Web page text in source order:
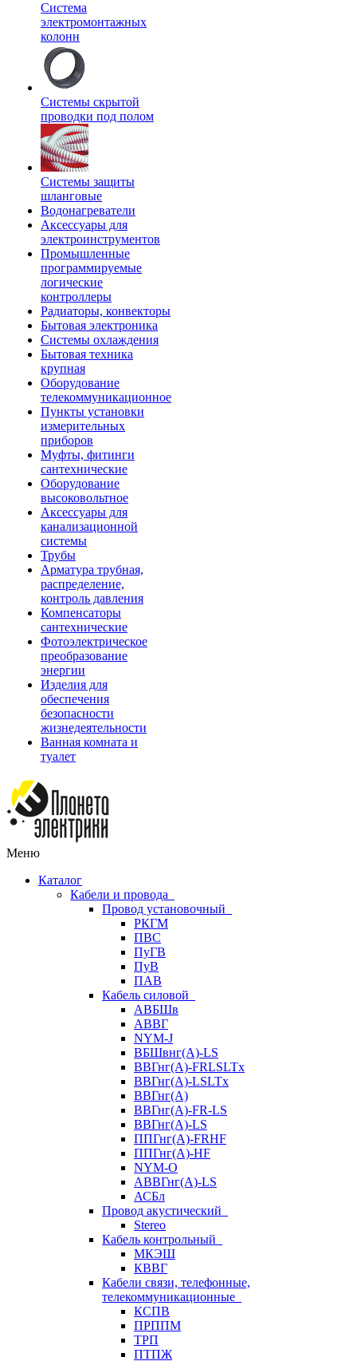
Система
электромонтажных
колонн
Системы скрытой
проводки под полом
Системы защиты
шланговые
Водонагреватели
Аксессуары для
электроинструментов
Промышленные
программируемые
логические
контроллеры
Радиаторы, конвекторы
Бытовая электроника
Системы охлаждения
Бытовая техника
крупная
Оборудование
телекоммуникационное
Пункты установки
измерительных
приборов
Муфты, фитинги
сантехнические
Оборудование
высоковольтное
Аксессуары для
канализационной
системы
Трубы
Арматура трубная,
распределение,
контроль давления
Компенсаторы
сантехнические
Фотоэлектрическое
преобразование
энергии
Изделия для
обеспечения
безопасности
жизнедеятельности
Ванная комната и
туалет
Меню
Каталог
Кабели и провода
Провод установочный
РКГМ
ПВС
ПуГВ
ПуВ
ПАВ
Кабель силовой
АВБШв
АВВГ
NYM-J
ВБШвнг(А)-LS
ВВГнг(A)-FRLSLTx
ВВГнг(A)-LSLTx
ВВГнг(А)
ВВГнг(А)-FR-LS
ВВГнг(А)-LS
ППГнг(А)-FRHF
ППГнг(А)-HF
NYM-O
АВВГнг(А)-LS
АСБл
Провод акустический
Stereo
Кабель контрольный
МКЭШ
КВВГ
Кабели связи, телефонные,
телекоммуникационные
КСПВ
ПРППМ
ТРП
ПТПЖ